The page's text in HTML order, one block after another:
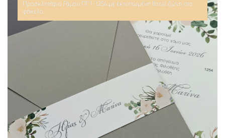
Προσκλητήριο Γάμου ΠΓ1-1254 με εκτυπωμένη floral ζώνη στο
φάκελο